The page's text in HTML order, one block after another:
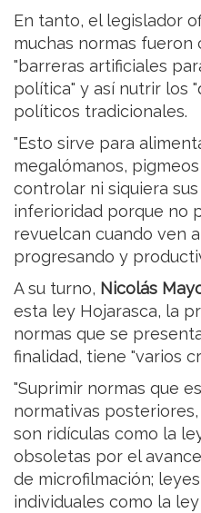
En tanto, el legislador
muchas normas fueron
"barreras artificiales
política" y así nutrir los
políticos tradicionales.
"Esto sirve para
megalómanos,
controlar ni siquiera
inferioridad porque no
revuelcan cuando ven
progresando y
A su turno, Nicolás
esta ley Hojarasca, la
normas que se
finalidad, tiene "varios
"Suprimir normas que
normativas
son ridículas como la
obsoletas por el
de microfilmación;
individuales como la